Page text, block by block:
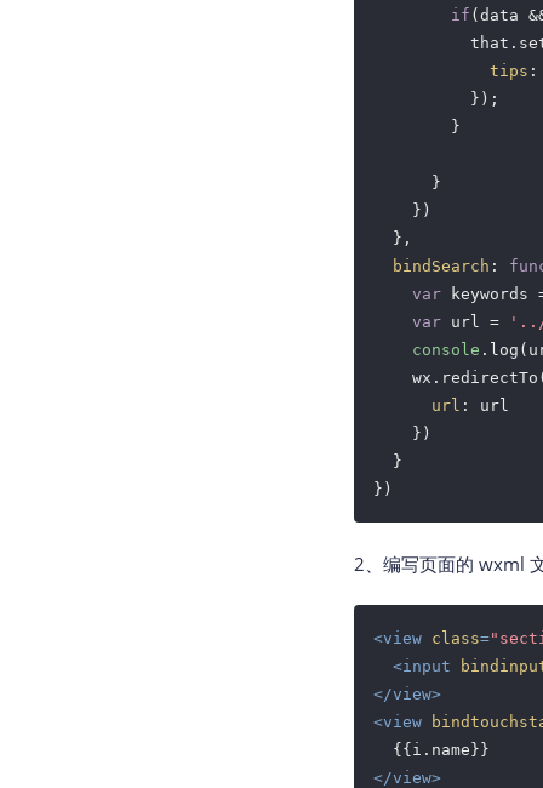
if (data
tips :
          });
        }
      }
    })
  },
bindSearch :
var
var url =
'../
console
url : url
    })
  }
})
2、编写页面的 wxml
<view class=
<input
</view>
<view
</view>